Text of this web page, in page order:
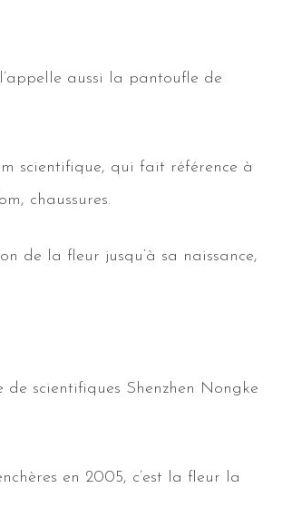
aussi la pantoufle de
scientifique, qui fait référence à
chaussures.
de la fleur jusqu’à sa naissance,
scientifiques Shenzhen Nongke
en 2005, c’est la fleur la